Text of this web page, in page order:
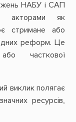
НАБУ і САП
акторами як
стримане або
реформ. Це
часткової
виклик полягає
ресурсів,